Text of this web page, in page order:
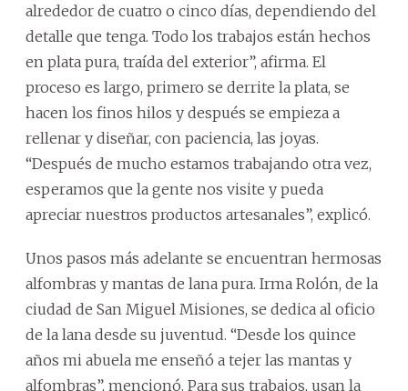
alrededor de cuatro o cinco días, dependiendo del
detalle que tenga. Todo los trabajos están hechos
en plata pura, traída del exterior”, afirma. El
proceso es largo, primero se derrite la plata, se
hacen los finos hilos y después se empieza a
rellenar y diseñar, con paciencia, las joyas.
“Después de mucho estamos trabajando otra vez,
esperamos que la gente nos visite y pueda
apreciar nuestros productos artesanales”, explicó.
Unos pasos más adelante se encuentran hermosas
alfombras y mantas de lana pura. Irma Rolón, de la
ciudad de San Miguel Misiones, se dedica al oficio
de la lana desde su juventud. “Desde los quince
años mi abuela me enseñó a tejer las mantas y
alfombras”, mencionó. Para sus trabajos, usan la